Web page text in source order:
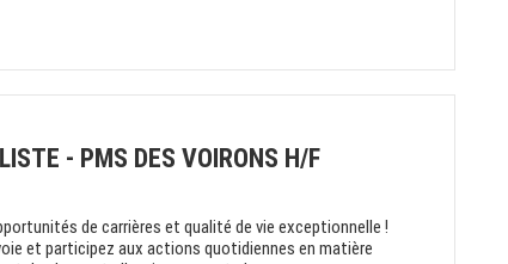
- PMS DES VOIRONS H/F
de carrières et qualité de vie exceptionnelle !
et participez aux actions quotidiennes en matière